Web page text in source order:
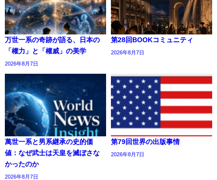
万世一系の奇跡が語る、日本の
「權力」と「權威」の美学
2026年8月7日
第28回BOOKコミュニティ
2026年8月7日
萬世一系と男系継承の史的価
値：なぜ武士は天皇を滅ぼさな
かったのか
2026年8月7日
第79回世界の出版事情
2026年8月7日